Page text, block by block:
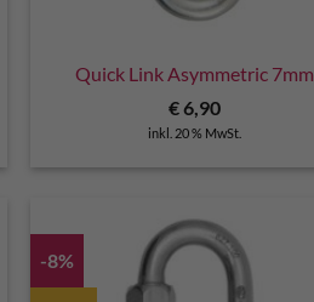
Quick Link Asymmetric 7mm
€6,90
inkl. 20 % MwSt.
-8%